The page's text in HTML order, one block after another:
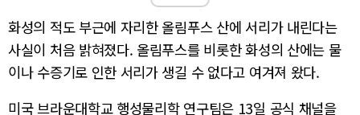
화성의 적도 부근에 자리한 올림푸스 산에 서리가 내린다는
사실이 처음 밝혀졌다. 올림푸스를 비롯한 화성의 산에는 물
이나 수증기로 인한 서리가 생길 수 없다고 여겨져 왔다.
미국 브라운대학교 행성물리학 연구팀은 13일 공식 채널을